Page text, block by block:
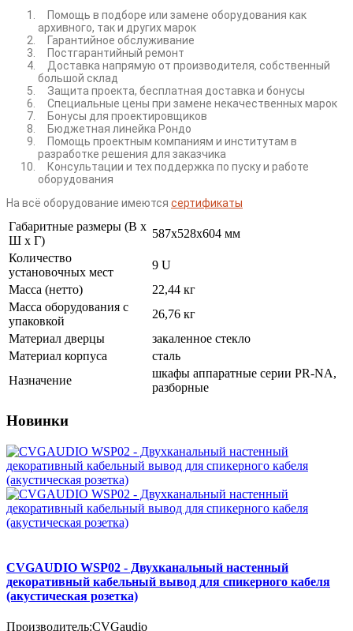
Помощь в подборе или замене оборудования как
архивного, так и других марок
Гарантийное обслуживание
Постгарантийный ремонт
Доставка напрямую от производителя, собственный
большой склад
Защита проекта, бесплатная доставка и бонусы
Специальные цены при замене некачественных марок
Бонусы для проектировщиков
Бюджетная линейка Рондо
Помощь проектным компаниям и институтам в
разработке решения для заказчика
Консультации и тех поддержка по пуску и работе
оборудования
На всё оборудование имеются сертификаты
Габаритные размеры (В х
Ш х Г)
587x528x604 мм
Количество
установочных мест
9 U
Масса (нетто)
22,44 кг
Масса оборудования с
упаковкой
26,76 кг
Материал дверцы
закаленное стекло
Материал корпуса
сталь
Назначение
шкафы аппаратные серии PR-NA,
разборные
Новинки
CVGAUDIO WSP02 - Двухканальный настенный
декоративный кабельный вывод для спикерного кабеля
(акустическая розетка)
Производитель:CVGaudio